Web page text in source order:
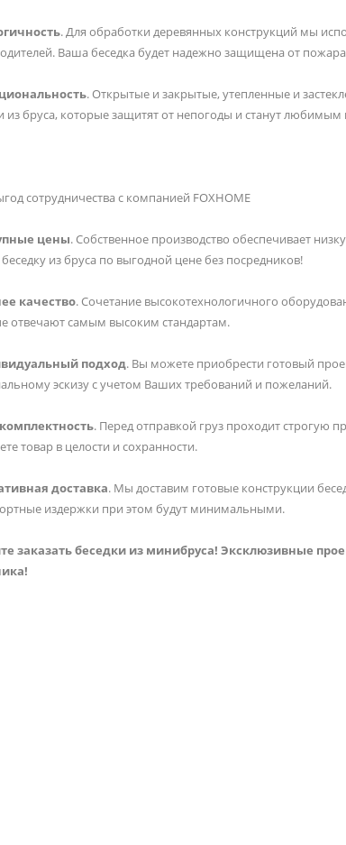
. Для обработки деревянных конструкций мы
Ваша беседка будет надежно защищена от
. Открытые и закрытые, утепленные и
из бруса, которые защитят от непогоды и станут
сотрудничества с компанией FOXHOME
цены. Собственное производство обеспечивает
из бруса по выгодной цене без посредников!
качество. Сочетание высокотехнологичного
отвечают самым высоким стандартам.
подход. Вы можете приобрести готовый
эскизу с учетом Ваших требований и пожеланий.
. Перед отправкой груз проходит строгую
товар в целости и сохранности.
доставка. Мы доставим готовые конструкции
издержки при этом будут минимальными.
заказать беседки из минибруса! Эксклюзивные